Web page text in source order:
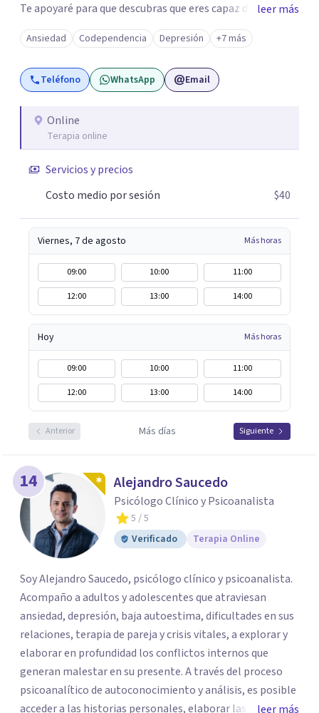
Te apoyaré para que descubras que eres capaz de
convertir los problemas en oportunidades Tú tienes
derecho a vivir con bienestar, sin culpas, sin
remordimientos y en plenitud. Con amor propio todo es
posible. En el viaje de tu vida. ¿Te das cuenta que tienes
objetivos pero también hay momentos en los que has
experimentado situaciones que no te favorecen y te
paso para encontrar soluciones.
leer más
Ansiedad Codependencia Depresión +7 más
Teléfono WhatsApp Email
Online
Terapia online
Servicios y precios
Costo medio por sesión
$40
Viernes, 7 de agosto Más horas
09:00 10:00
11:00
12:00
13:00 14:00
Hoy Más horas
09:00 10:00
11:00
12:00
13:00 14:00
Anterior Más días Siguiente
14 Alejandro Saucedo
Psicólogo Clínico y Psicoanalista
5 / 5
Verificado
Terapia Online
Soy Alejandro Saucedo, psicólogo clínico y psicoanalista.
Acompaño a adultos y adolescentes que atraviesan
ansiedad, depresión, baja autoestima, dificultades en sus
relaciones, terapia de pareja y crisis vitales, a explorar y
elaborar en profundidad los conflictos internos que
generan malestar en su presente. A través del proceso
psicoanalítico de autoconocimiento y análisis, es posible
acceder a las historias personales, elaborar las
leer más